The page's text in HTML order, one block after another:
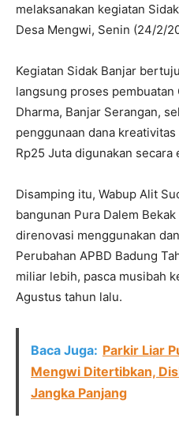
melaksanakan kegiatan
Desa Mengwi, Senin (24/2/
Kegiatan Sidak Banjar
langsung proses
Dharma, Banjar Serangan,
penggunaan dana
Rp25 Juta digunakan secara
Disamping itu, Wabup Alit
bangunan Pura Dalem
direnovasi menggunakan
Perubahan APBD Badung
miliar lebih, pasca musibah
Agustus tahun lalu.
Baca Juga: Parkir Liar
Mengwi Ditertibkan,
Jangka Panjang